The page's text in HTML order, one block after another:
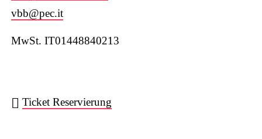
vbb@pec.it
MwSt. IT01448840213
Ticket Reservierung